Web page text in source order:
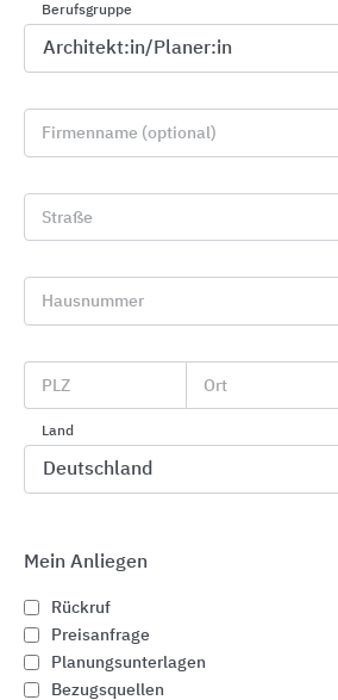
Passende Inhalte zur
"Zementspanplatten im
für Fassaden-
Holzrahmenbau"
Berufsgruppe
Firmenname (optional)
Straße
Hausnummer
PLZ Ort
Land
Mein Anliegen
Rückruf
Preisanfrage
Planungsunterlagen
Bezugsquellen